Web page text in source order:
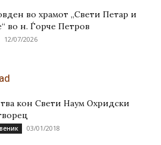
во храмот „Свети Петар и
во н. Ѓорче Петров
12/07/2026
кон Свети Наум Охридски
03/01/2018